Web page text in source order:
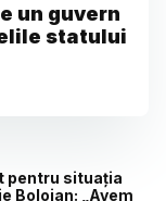
un guvern
statului
pentru situația
Bolojan: „Avem